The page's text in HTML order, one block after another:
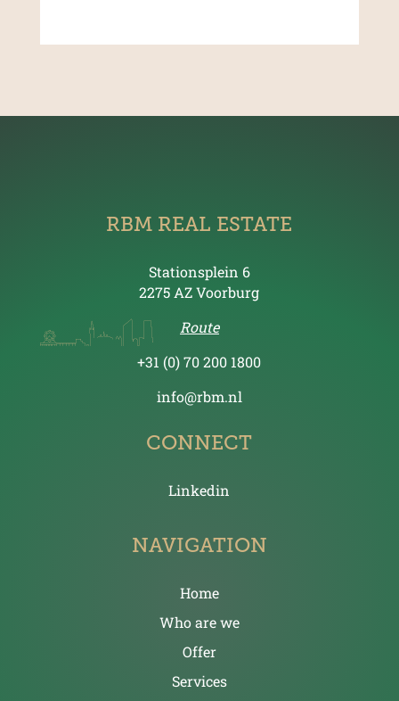
RBM REAL ESTATE
Stationsplein 6
2275 AZ Voorburg
Route
+31 (0) 70 200 1800
info@rbm.nl
CONNECT
Linkedin
NAVIGATION
Home
Who are we
Offer
Services